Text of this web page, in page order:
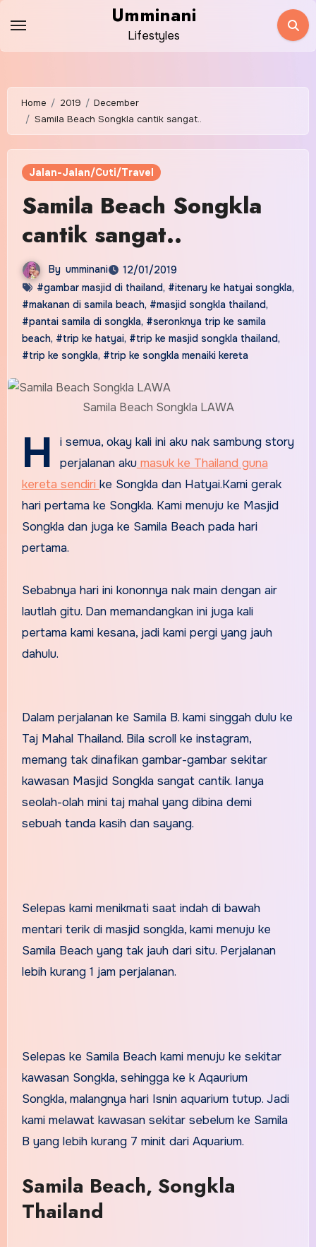
content
Umminani
Lifestyles
Home 2019
December
Samila Beach Songkla cantik sangat..
Jalan-Jalan/Cuti/Travel
Samila Beach Songkla
cantik sangat..
By umminani
12/01/2019
#gambar masjid di thailand, #itenary ke hatyai songkla,
#makanan di samila beach, #masjid songkla thailand,
#pantai samila di songkla, #seronknya trip ke samila
beach, #trip ke hatyai, #trip ke masjid songkla thailand,
#trip ke songkla, #trip ke songkla menaiki kereta
Samila Beach Songkla LAWA
H
i semua, okay kali ini aku nak sambung story
perjalanan akumasuk ke Thailand guna
kereta sendiri ke Songkla dan Hatyai.Kami gerak
hari pertama ke Songkla. Kami menuju ke Masjid
Songkla dan juga ke Samila Beach pada hari
pertama.
Sebabnya hari ini kononnya nak main dengan air
lautlah gitu. Dan memandangkan ini juga kali
pertama kami kesana, jadi kami pergi yang jauh
dahulu.
Dalam perjalanan ke Samila B. kami singgah dulu ke
Taj Mahal Thailand. Bila scroll ke instagram,
memang tak dinafikan gambar-gambar sekitar
kawasan Masjid Songkla sangat cantik. Ianya
seolah-olah mini taj mahal yang dibina demi
sebuah tanda kasih dan sayang.
Selepas kami menikmati saat indah di bawah
mentari terik di masjid songkla, kami menuju ke
Samila Beach yang tak jauh dari situ. Perjalanan
lebih kurang 1 jam perjalanan.
Selepas ke Samila Beach kami menuju ke sekitar
kawasan Songkla, sehingga ke k Aqaurium
Songkla, malangnya hari Isnin aquarium tutup. Jadi
kami melawat kawasan sekitar sebelum ke Samila
B yang lebih kurang 7 minit dari Aquarium.
Samila Beach, Songkla
Thailand